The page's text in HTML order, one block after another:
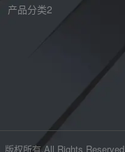
产品分类2
权所有.All Rights